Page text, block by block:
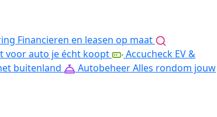
Financieren en leasen op maat
voor auto je écht koopt
Accucheck EV &
buitenland AutobeheerAlles rondom jouw